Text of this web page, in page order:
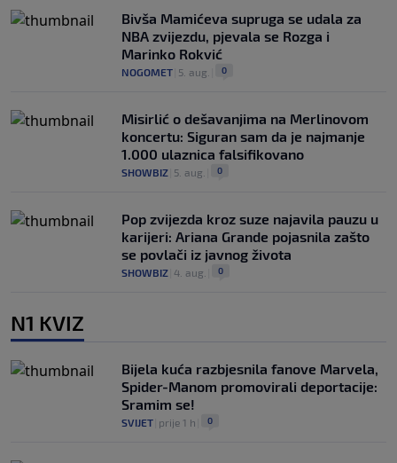
Bivša Mamićeva supruga se udala za
NBA zvijezdu, pjevala se Rozga i
Marinko Rokvić
NOGOMET 5. aug. 0
Misirlić o dešavanjima na Merlinovom
koncertu: Siguran sam da je najmanje
1.000 ulaznica falsifikovano
SHOWBIZ 5. aug. 0
Pop zvijezda kroz suze najavila pauzu u
karijeri: Ariana Grande pojasnila zašto
se povlači iz javnog života
SHOWBIZ 4. aug. 0
N1 KVIZ
Bijela kuća razbjesnila fanove Marvela,
Spider-Manom promovirali deportacije:
Sramim se!
SVIJET prije 1 h 0